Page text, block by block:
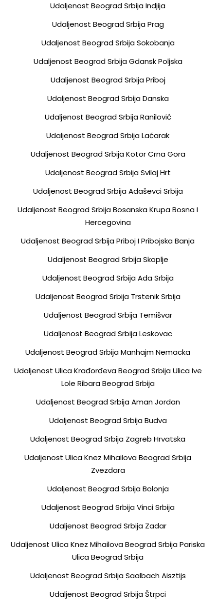
Udaljenost Beograd Srbija Indjija
Udaljenost Beograd Srbija Prag
Udaljenost Beograd Srbija Sokobanja
Udaljenost Beograd Srbija Gdansk Poljska
Udaljenost Beograd Srbija Priboj
Udaljenost Beograd Srbija Danska
Udaljenost Beograd Srbija Ranilović
Udaljenost Beograd Srbija Laćarak
Udaljenost Beograd Srbija Kotor Crna Gora
Udaljenost Beograd Srbija Svilaj Hrt
Udaljenost Beograd Srbija Adaševci Srbija
Udaljenost Beograd Srbija Bosanska Krupa Bosna I
Hercegovina
Udaljenost Beograd Srbija Priboj I Pribojska Banja
Udaljenost Beograd Srbija Skoplje
Udaljenost Beograd Srbija Ada Srbija
Udaljenost Beograd Srbija Trstenik Srbija
Udaljenost Beograd Srbija Temišvar
Udaljenost Beograd Srbija Leskovac
Udaljenost Beograd Srbija Manhajm Nemacka
Udaljenost Ulica Krađorđeva Beograd Srbija Ulica Ive
Lole Ribara Beograd Srbija
Udaljenost Beograd Srbija Aman Jordan
Udaljenost Beograd Srbija Budva
Udaljenost Beograd Srbija Zagreb Hrvatska
Udaljenost Ulica Knez Mihailova Beograd Srbija
Zvezdara
Udaljenost Beograd Srbija Bolonja
Udaljenost Beograd Srbija Vinci Srbija
Udaljenost Beograd Srbija Zadar
Udaljenost Ulica Knez Mihailova Beograd Srbija Pariska
Ulica Beograd Srbija
Udaljenost Beograd Srbija Saalbach Aisztijs
Udaljenost Beograd Srbija Štrpci